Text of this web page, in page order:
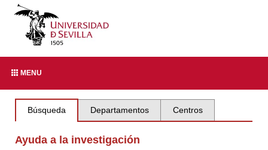
MENU
Búsqueda Departamentos Centros
Ayuda a la investigación